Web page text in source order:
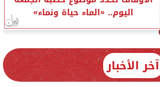
اليوم.. «الماء حياة ونماء»
آخر الأخبار